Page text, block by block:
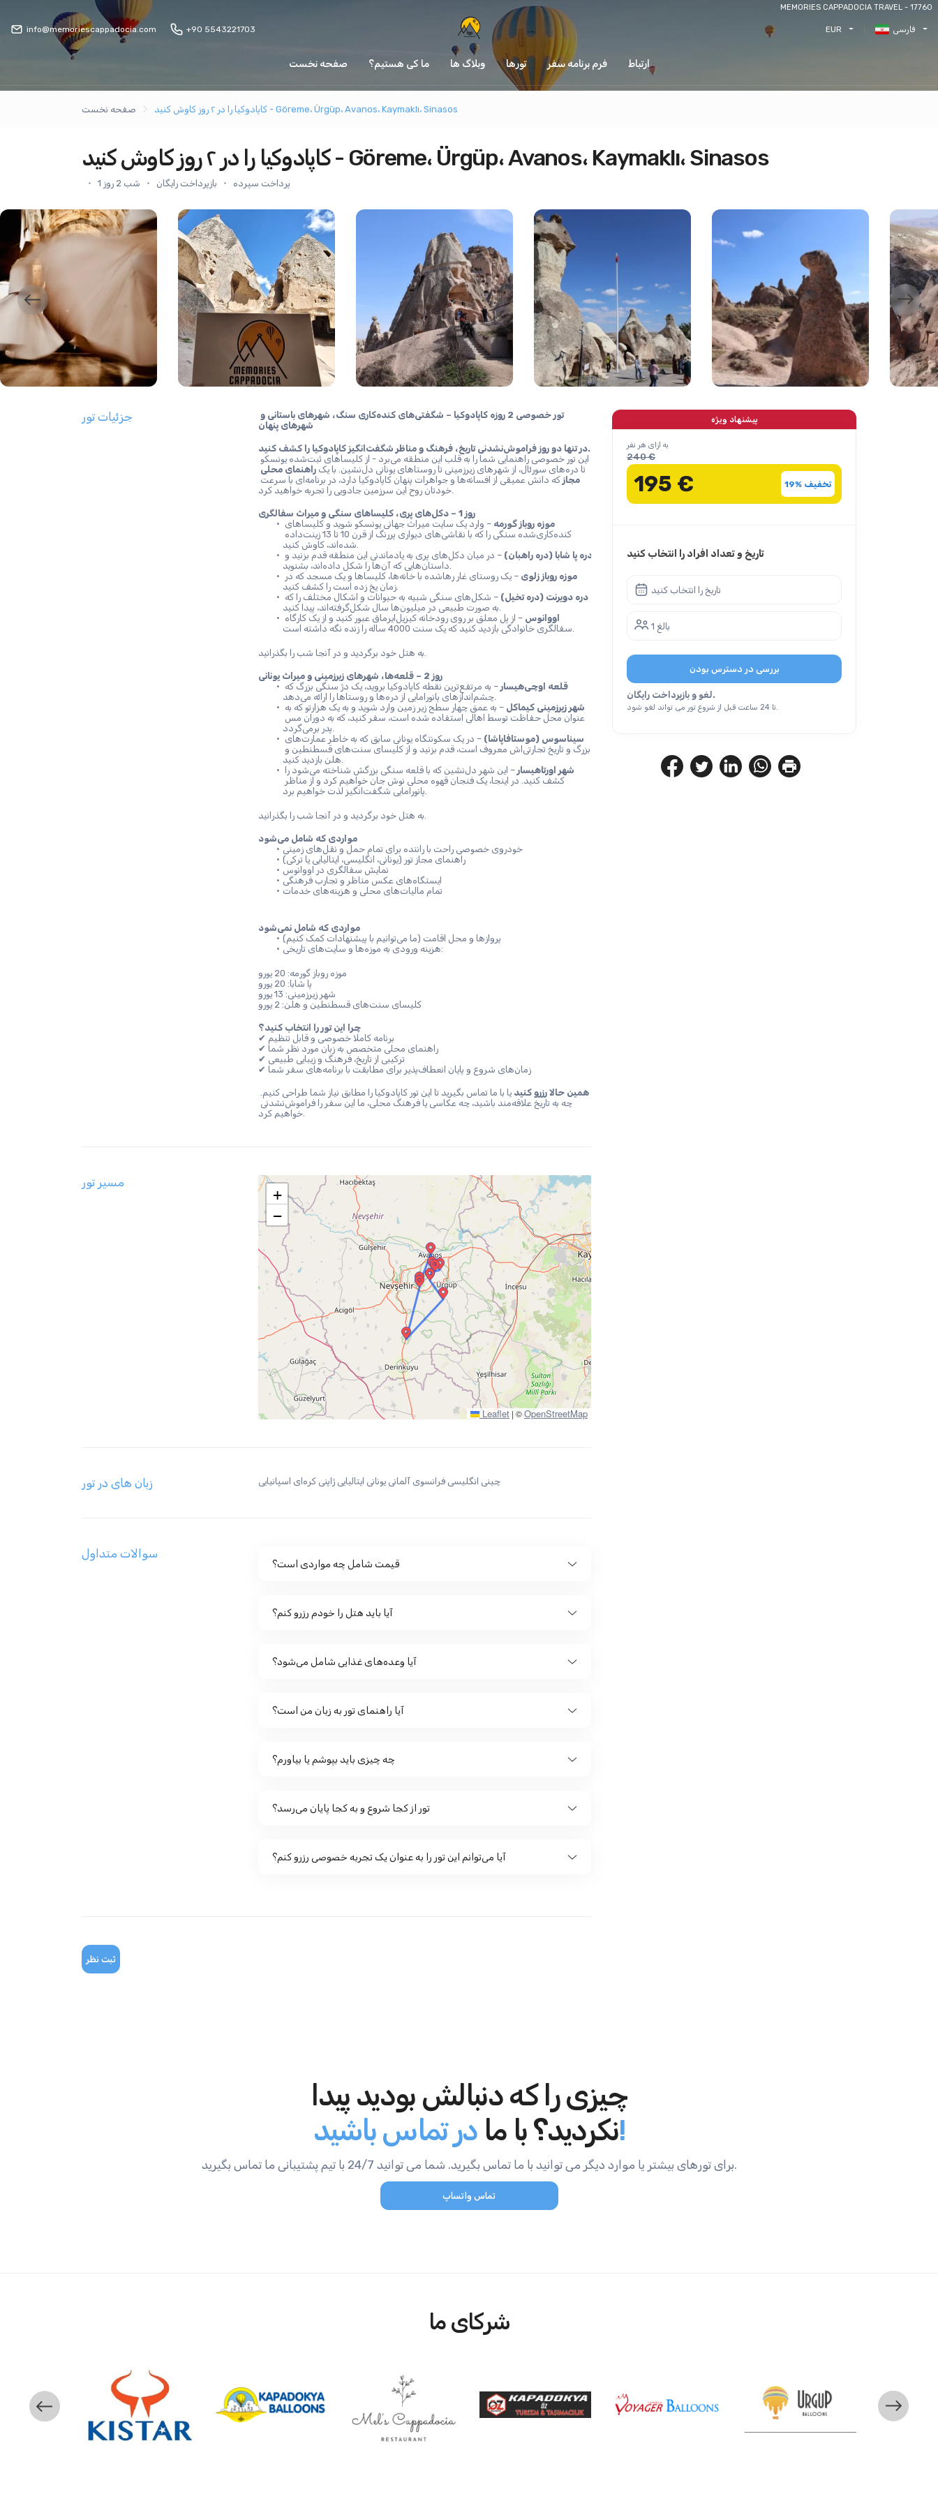
MEMORIES CAPPADOCIA TRAVEL - 17760
info@memoriescappadocia.com +90 5543221703 EUR فارسی
صفحه نخست ما کی هستیم؟ وبلاگ ها تورها فرم برنامه سفر ارتباط
صفحه نخست کاپادوکیا را در ۲ روز کاوش کنید - Göreme، Ürgüp، Avanos، Kaymaklı، Sinasos
کاپادوکیا را در ۲ روز کاوش کنید - Göreme، Ürgüp، Avanos، Kaymaklı، Sinasos
1 شب 2 روز بازپرداخت رایگان پرداخت سپرده
جزئیات تور
تور خصوصی 2 روزه کاپادوکیا – شگفتی‌های کنده‌کاری سنگ، شهرهای باستانی و
شهرهای پنهان
در تنها دو روز فراموش‌نشدنی تاریخ، فرهنگ و مناظر شگفت‌انگیز کاپادوکیا را کشف کنید.
تا دره‌های سورئال، از شهرهای زیرزمینی تا روستاهای یونانی دل‌نشین. با یک
مجاز
خودتان روح این سرزمین جادویی را تجربه خواهید کرد.
روز 1 – دکل‌های پری، کلیساهای سنگی و میراث سفالگری
موزه روباز گورمه
شده‌اند، کاوش کنید.
دره پا شابا (دره راهبان)
داستان‌هایی که آن‌ها را شکل داده‌اند، بشنوید.
موزه روباز زلوی
زمان یخ زده است را کشف کنید.
دره دویرنت (دره تخیل)
به صورت طبیعی در میلیون‌ها سال شکل‌گرفته‌اند، پیدا کنید.
اووانوس
سفالگری خانوادگی بازدید کنید که یک سنت 4000 ساله را زنده نگه داشته است.
به هتل خود برگردید و در آنجا شب را بگذرانید.
روز 2 – قلعه‌ها، شهرهای زیرزمینی و میراث یونانی
قلعه اوچی‌هیسار
چشم‌اندازهای پانورامایی از دره‌ها و روستاها را ارائه می‌دهد.
شهر زیرزمینی کیماکل
پدر برمی‌گردد.
سیناسوس (موستافاپاشا)
هلن بازدید کنید.
شهر اورتاهیسار
پانورامایی شگفت‌انگیز لذت خواهیم برد.
به هتل خود برگردید و در آنجا شب را بگذرانید.
مواردی که شامل می‌شود
خودروی خصوصی راحت با راننده برای تمام حمل و نقل‌های زمینی
راهنمای مجاز تور (یونانی، انگلیسی، ایتالیایی یا ترکی)
نمایش سفالگری در اووانوس
ایستگاه‌های عکس مناظر و تجارب فرهنگی
تمام مالیات‌های محلی و هزینه‌های خدمات
مواردی که شامل نمی‌شود
پروازها و محل اقامت (ما می‌توانیم با پیشنهادات کمک کنیم)
هزینه ورودی به موزه‌ها و سایت‌های تاریخی:
موزه روباز گورمه: 20 یورو
پا شابا: 20 یورو
شهر زیرزمینی: 13 یورو
کلیسای سنت‌های قسطنطین و هلن: 2 یورو
چرا این تور را انتخاب کنید؟
✔ برنامه کاملا خصوصی و قابل تنظیم
✔ راهنمای محلی متخصص به زبان مورد نظر شما
✔ ترکیبی از تاریخ، فرهنگ و زیبایی طبیعی
✔ زمان‌های شروع و پایان انعطاف‌پذیر برای مطابقت با برنامه‌های سفر شما
همین حالا رزرو کنید
یا با ما تماس بگیرید تا این تور کاپادوکیا را مطابق نیاز شما طراحی کنیم.
خواهیم کرد.
مسیر تور
+
−
Leaflet | ©OpenStreetMap
زبان های در تور چینی انگلیسی فرانسوی آلمانی یونانی ایتالیایی ژاپنی کره‌ای اسپانیایی
سوالات متداول
قیمت شامل چه مواردی است؟
آیا باید هتل را خودم رزرو کنم؟
آیا وعده‌های غذایی شامل می‌شود؟
آیا راهنمای تور به زبان من است؟
چه چیزی باید بپوشم یا بیاورم؟
تور از کجا شروع و به کجا پایان می‌رسد؟
آیا می‌توانم این تور را به عنوان یک تجربه خصوصی رزرو کنم؟
ثبت نظر
پیشنهاد ویژه
به ازای هر نفر
240 €
195 € تخفیف %19
تاریخ و تعداد افراد را انتخاب کنید
تاریخ را انتخاب کنید
1 بالغ
بررسی در دسترس بودن
لغو و بازپرداخت رایگان.
تا 24 ساعت قبل از شروع تور می تواند لغو شود.
چیزی را که دنبالش بودید پیدا
نکردید؟ با مادر تماس باشید!
برای تورهای بیشتر یا موارد دیگر می توانید با ما تماس بگیرید. شما می توانید 24/7 با تیم پشتیبانی ما تماس بگیرید.
تماس واتساپ
شرکای ما